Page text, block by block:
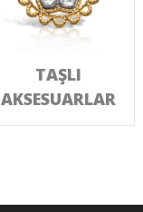
TAŞLI
AKSESUARLAR